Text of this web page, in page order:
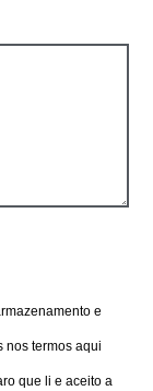
e
nos termos aqui
que li e aceito a